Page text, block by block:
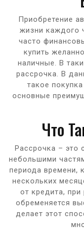
Приобретение
жизни каждого
часто
купить
наличные. В
рассрочка. В
такое покупка
основные
Что
Рассрочка – это
небольшими
периода времени,
нескольких
от кредита,
обременяется
делает этот